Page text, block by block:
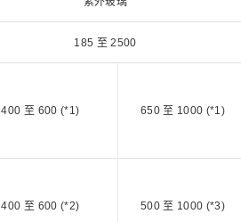
185 至 2500
400 至 600 (*1) 650 至 1000 (*1)
400 至 600 (*2) 500 至 1000 (*3)